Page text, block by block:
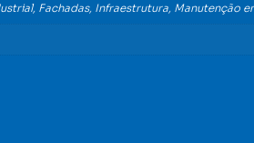
Fachadas, Infraestrutura, Manutenção